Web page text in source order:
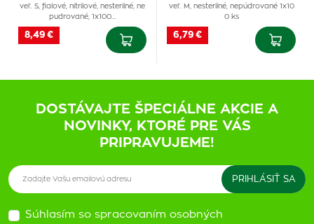
veľ. S, fialové, nitrilové, nesterilné, ne
pudrované, 1x100…
8,49 €
veľ. M, nesterilné, nepúdrované 1x10
0 ks
6,79 €
DOSTÁVAJTE ŠPECIÁLNE AKCIE A
NOVINKY, KTORÉ PRE VÁS
PRIPRAVUJEME!
Súhlasím so spracovaním osobných